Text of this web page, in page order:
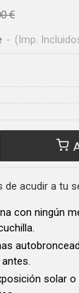
€
- (Imp.
de acudir a tu
con ningún
solar